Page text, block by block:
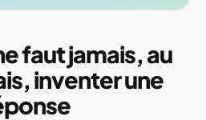
faut jamais, au
inventer une